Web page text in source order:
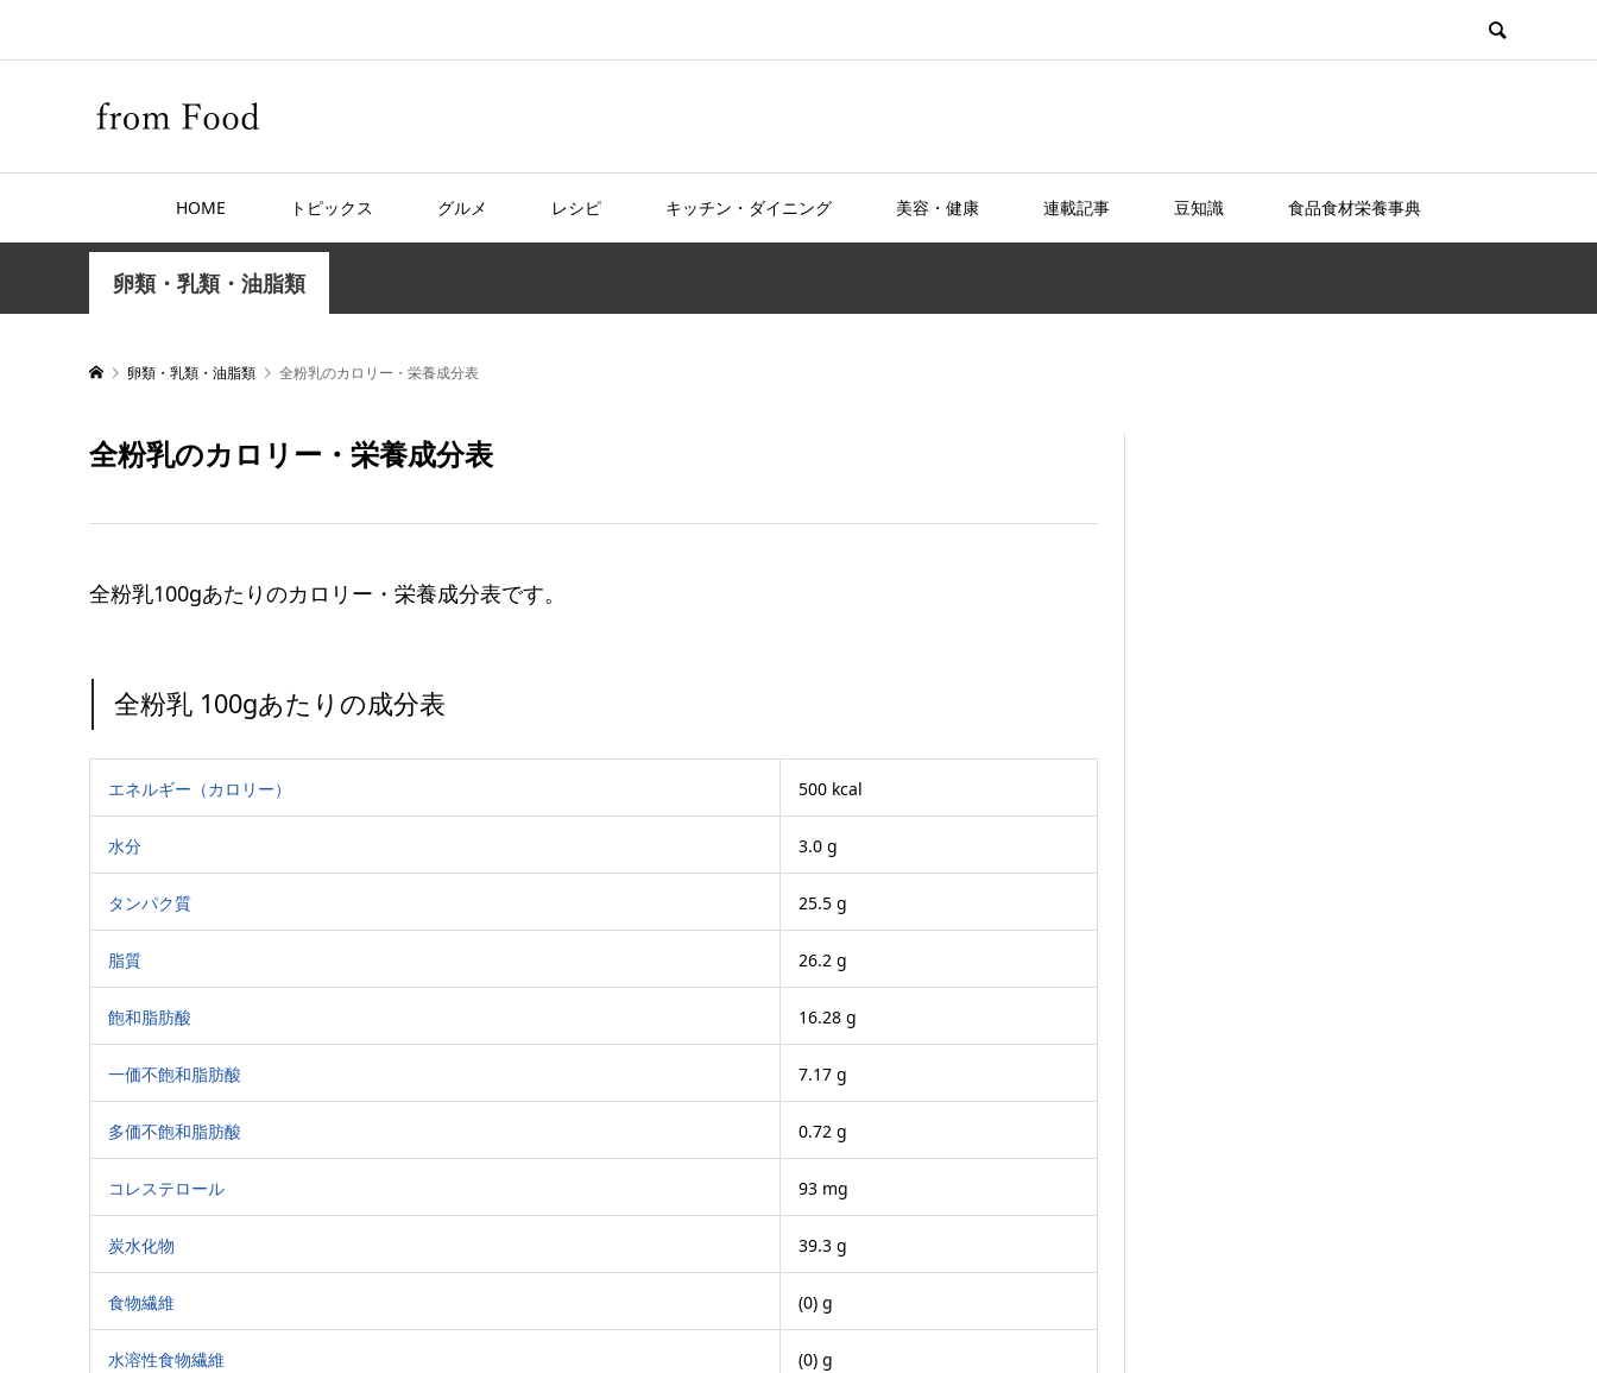
HOME トピックス グルメ レシピ キッチン・ダイニング 美容・健康 連載記事 豆知識 食品食材栄養事典
卵類・乳類・油脂類
卵類・乳類・油脂類 全粉乳のカロリー・栄養成分表
全粉乳のカロリー・栄養成分表
全粉乳100gあたりのカロリー・栄養成分表です。
全粉乳 100gあたりの成分表
エネルギー（カロリー） 500 kcal
水分 3.0 g
タンパク質 25.5 g
脂質 26.2 g
飽和脂肪酸 16.28 g
一価不飽和脂肪酸 7.17 g
多価不飽和脂肪酸 0.72 g
コレステロール 93 mg
炭水化物 39.3 g
食物繊維 (0) g
水溶性食物繊維 (0) g